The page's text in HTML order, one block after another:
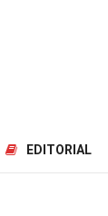
EDITORIAL